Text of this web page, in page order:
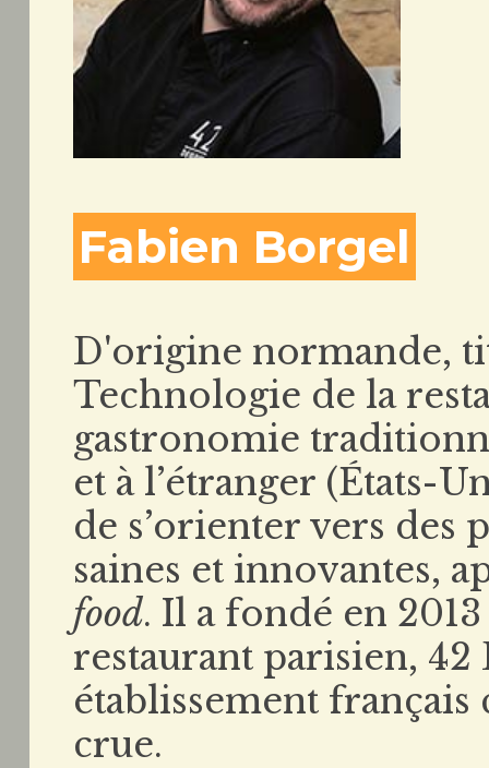
Fabien Borgel
D'origine normande,
Technologie de la
gastronomie
et à l’étranger (États-
de s’orienter vers des
saines et innovantes,
food. Il a fondé en
restaurant parisien,
établissement français
crue.